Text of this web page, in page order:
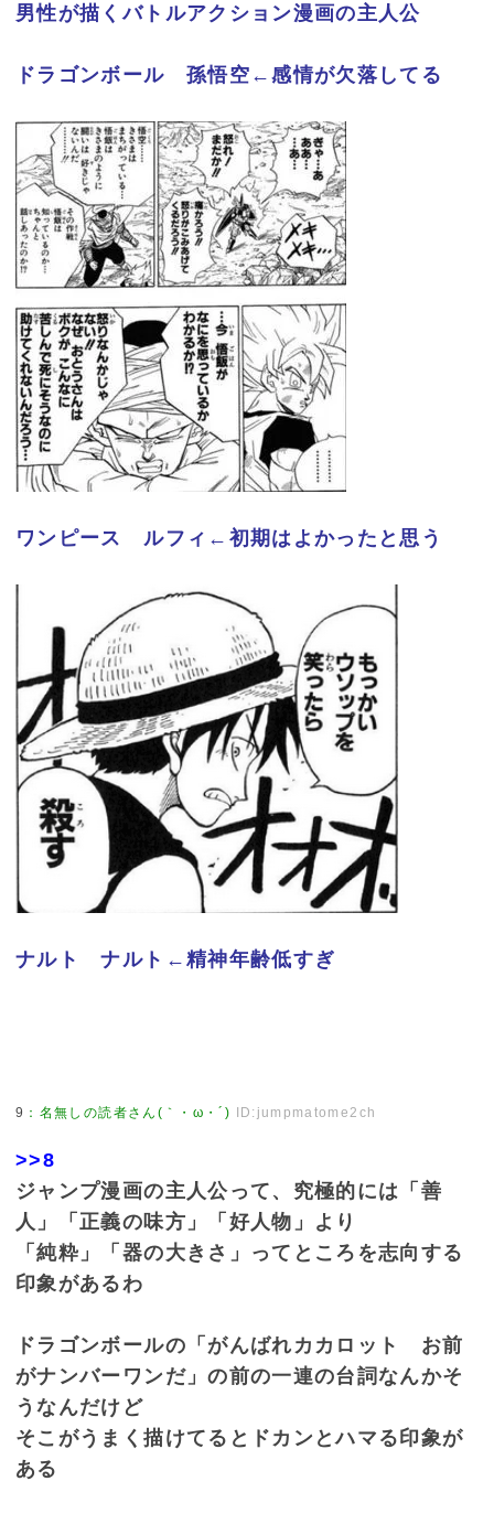
男性が描くバトルアクション漫画の主人公
ドラゴンボール 孫悟空←感情が欠落してる
ワンピース ルフィ←初期はよかったと思う
ナルト ナルト←精神年齢低すぎ
9 ： 名無しの読者さん(｀・ω・´) ID:jumpmatome2ch
>>8
ジャンプ漫画の主人公って、究極的には「善
人」「正義の味方」「好人物」より
「純粋」「器の大きさ」ってところを志向する
印象があるわ
ドラゴンボールの「がんばれカカロット お前
がナンバーワンだ」の前の一連の台詞なんかそ
うなんだけど
そこがうまく描けてるとドカンとハマる印象が
ある